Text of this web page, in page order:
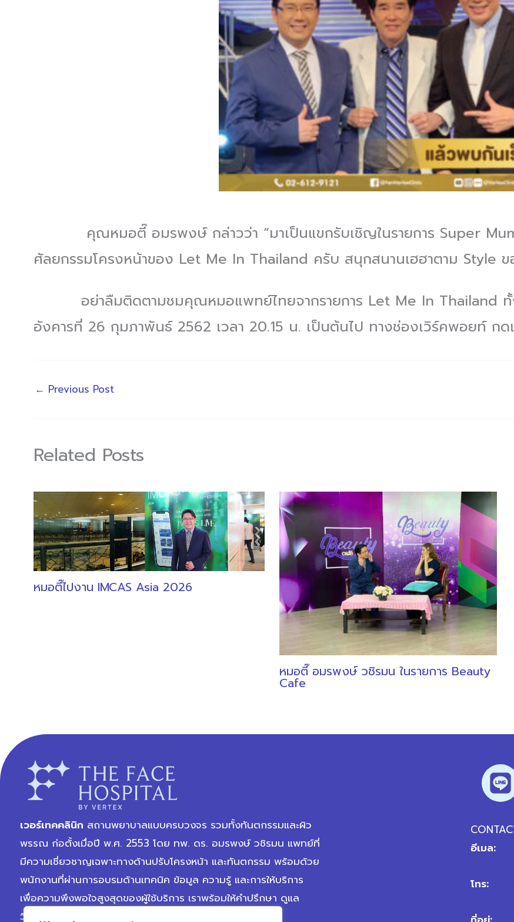
คุณหมอตี๊ อมรพงษ์ กล่าวว่า “มาเป็นแขกรับเชิญในรายการ Super
ศัลยกรรมโครงหน้าของ Let Me In Thailand ครับ สนุกสนานเฮฮาตาม Style
อย่าลืมติดตามชมคุณหมอแพทย์ไทยจากรายการ Let Me In Thailand ทั้ง
อังคารที่ 26 กุมภาพันธ์ 2562 เวลา 20.15 น. เป็นต้นไป ทางช่องเวิร์คพอยท์ กด
← Previous Post
Related Posts
หมอตี๊ไปงาน IMCAS Asia 2026
หมอตี๊ อมรพงษ์ วชิรมน ในรายการ Beauty
Cafe
เวอร์เทคคลินิก สถานพยาบาลแบบครบวงจร รวมทั้งทันตกรรมและผิว
พรรณ ก่อตั้งเมื่อปี พ.ศ. 2553 โดย ทพ. ดร. อมรพงษ์ วชิรมน แพทย์ที่
มีความเชี่ยวชาญเฉพาะทางด้านปรับโครงหน้า และทันตกรรม พร้อมด้วย
พนักงานที่ผ่านการอบรมด้านเทคนิค ข้อมูล ความรู้ และการให้บริการ
เพื่อความพึงพอใจสูงสุดของผู้ใช้บริการ เราพร้อมให้คำปรึกษา ดูแล
วิเคราะห์สภาพปัญหาตามแต่ละบุคคลอย่างครบถ้วน
อีเมล:
โทร:02-